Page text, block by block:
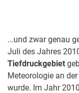
...und zwar genau
Juli des Jahres
Tiefdruckgebiet
Meteorologie an
wurde. Im Jahr